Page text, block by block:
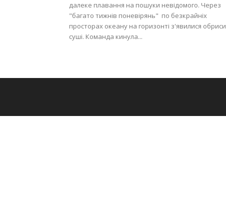
далеке плавання на пошуки невідомого. Через
"багато тижнів поневірянь" по безкрайніх
просторах океану на горизонті з'явилися обриси
суші. Команда кинула...